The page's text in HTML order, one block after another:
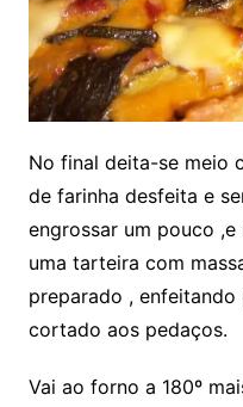
No final deita-se meio
de farinha desfeita e
engrossar um pouco
uma tarteira com
preparado ,
cortado aos pedaços.
Vai ao forno a 180º